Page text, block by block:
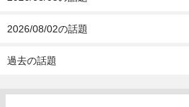
2026/08/02の話題
過去の話題